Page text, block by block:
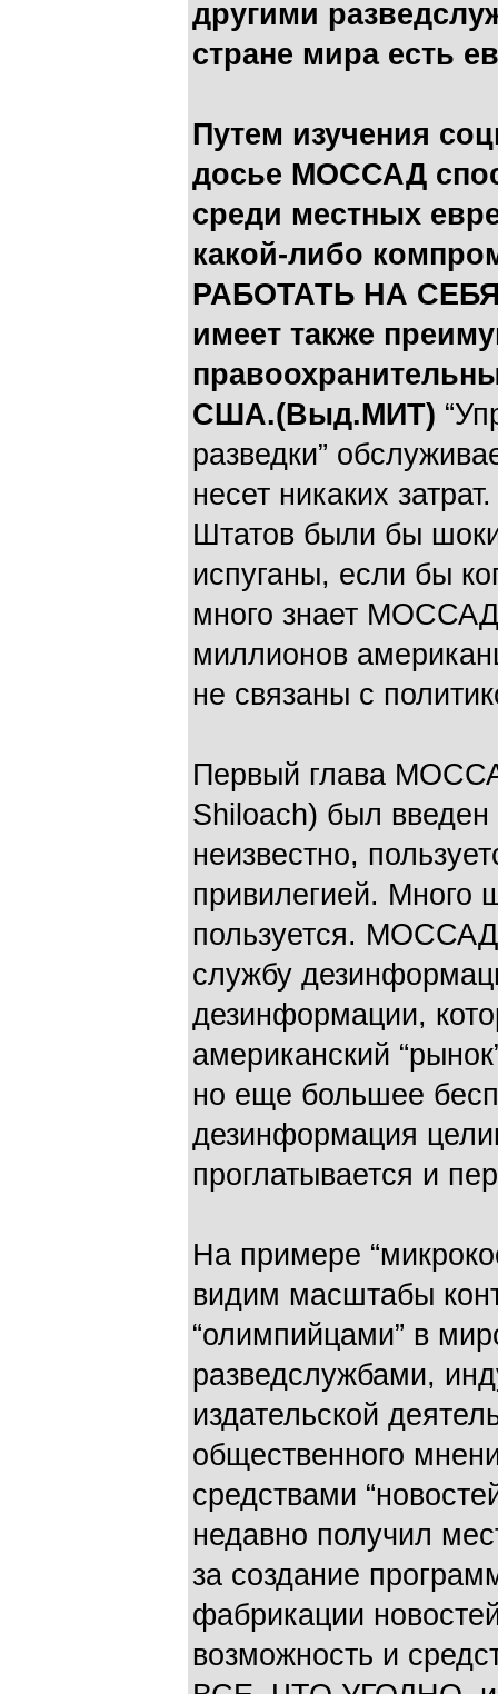
другими
стране мира есть
Путем изучения
досье МОССАД
среди местных
какой-либо
РАБОТАТЬ НА
имеет также
США.(Выд.МИТ)
разведки”
несет никаких
Штатов были бы
испуганы, если бы
много знает МОССАД
миллионов
не связаны с
Первый глава
Shiloach) был
неизвестно,
привилегией. Много
пользуется.
службу
дезинформации,
американский
но еще большее
дезинформация
проглатывается и
На примере
видим масштабы
“олимпийцами” в
разведслужбами,
издательской
общественного
средствами
недавно получил
за создание
фабрикации
возможность и